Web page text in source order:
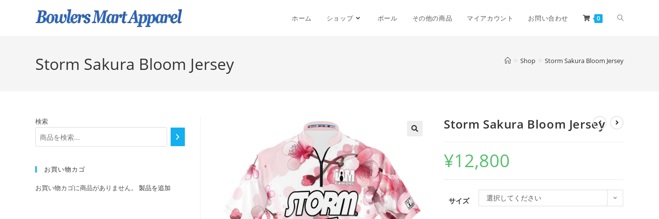
ホーム ショップ ボール その他の商品 マイアカウント お問い合わせ 0
Storm Sakura Bloom Jersey > Shop > Storm Sakura Bloom Jersey
Storm Sakura Bloom Jersey
¥12,800
サイズ 選択してください
検索
お買い物カゴ
お買い物カゴに商品がありません。 製品を追加